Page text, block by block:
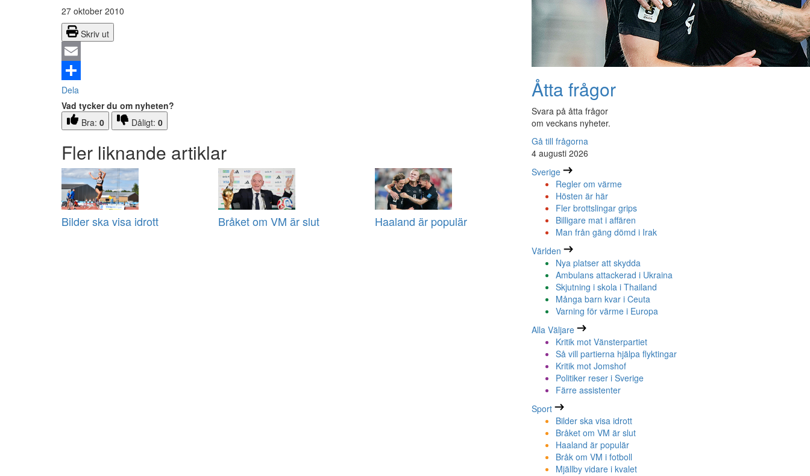
27 oktober 2010
Skriv ut
Email
Dela
Vad tycker du om nyheten?
Bra: 0 Dåligt: 0
Fler liknande artiklar
Bilder ska visa idrott Bråket om VM är slut Haaland är populär
Åtta frågor
Svara på åtta frågor
om veckans nyheter.
Gå till frågorna
4 augusti 2026
Sverige
Regler om värme
Hösten är här
Fler brottslingar grips
Billigare mat i affären
Man från gäng dömd i Irak
Världen
Nya platser att skydda
Ambulans attackerad i Ukraina
Skjutning i skola i Thailand
Många barn kvar i Ceuta
Varning för värme i Europa
Alla Väljare
Kritik mot Vänsterpartiet
Så vill partierna hjälpa flyktingar
Kritik mot Jomshof
Politiker reser i Sverige
Färre assistenter
Sport
Bilder ska visa idrott
Bråket om VM är slut
Haaland är populär
Bråk om VM i fotboll
Mjällby vidare i kvalet